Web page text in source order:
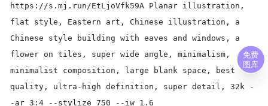
https://s.mj.run/EtLjoVfk59A Planar illustration,
flat style, Eastern art, Chinese illustration, a
Chinese style building with eaves and windows, a
flower on tiles, super wide angle, minimalism,
minimalist composition, large blank space, best
quality, ultra-high definition, super detail, 32k -
-ar 3:4 --stylize 750 --iw 1.6
免费
图库